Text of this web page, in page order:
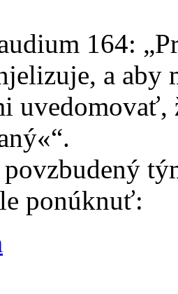
164:
a
povzbudený
ponúknuť: